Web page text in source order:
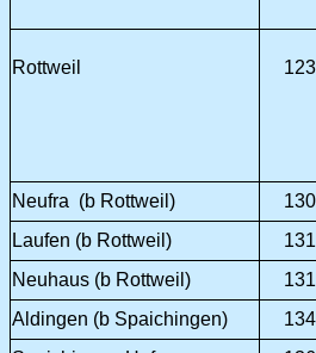
Rottweil
Neufra (b Rottweil)
Laufen (b Rottweil)
Neuhaus (b Rottweil)
Aldingen (b Spaichingen)